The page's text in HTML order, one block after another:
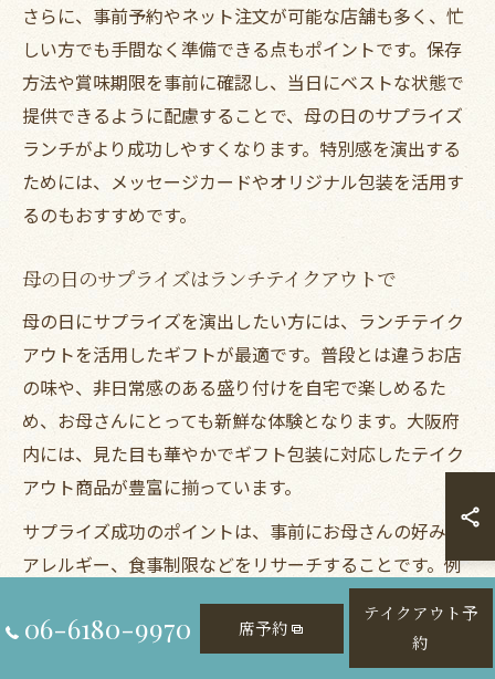
さらに、事前予約やネット注文が可能な店舗も多く、忙
しい方でも手間なく準備できる点もポイントです。保存
方法や賞味期限を事前に確認し、当日にベストな状態で
提供できるように配慮することで、母の日のサプライズ
ランチがより成功しやすくなります。特別感を演出する
ためには、メッセージカードやオリジナル包装を活用す
るのもおすすめです。
母の日のサプライズはランチテイクアウトで
母の日にサプライズを演出したい方には、ランチテイク
アウトを活用したギフトが最適です。普段とは違うお店
の味や、非日常感のある盛り付けを自宅で楽しめるた
め、お母さんにとっても新鮮な体験となります。大阪府
内には、見た目も華やかでギフト包装に対応したテイク
アウト商品が豊富に揃っています。
サプライズ成功のポイントは、事前にお母さんの好みや
アレルギー、食事制限などをリサーチすることです。例
えば、和洋折衷のオードブルや、グルテンフリー・低糖
質メニューなど、健康志向の方にも配慮した商品を選ぶ
と失敗が少なくなります。口コミやレビューを参考に、
06-6180-9970 席予約
テイクアウト予
約